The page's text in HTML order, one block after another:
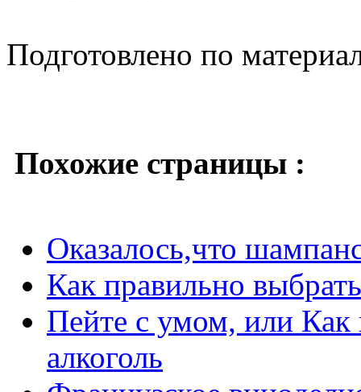
Подготовлено по
Похожие страницы :
Оказалось,что
Как правильно
Пейте с умом, или Как
алкоголь